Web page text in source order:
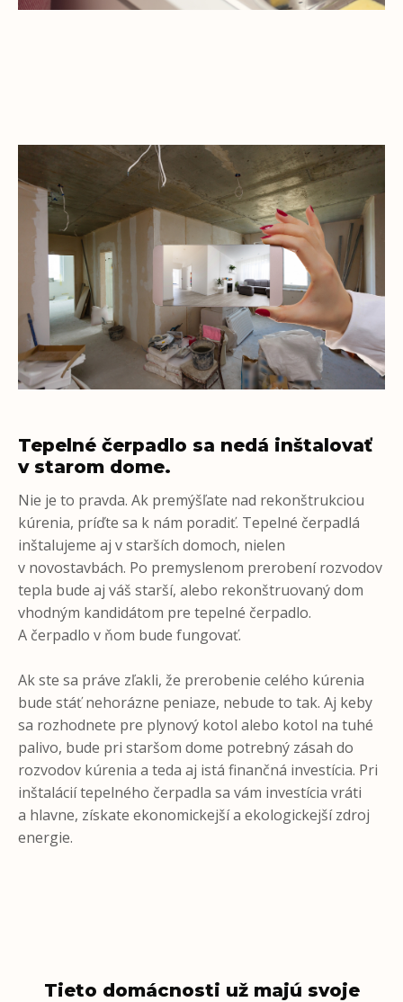
Tepelné čerpadlo sa nedá inštalovať
v starom dome.
Nie je to pravda. Ak premýšľate nad rekonštrukciou
kúrenia, príďte sa k nám poradiť. Tepelné čerpadlá
inštalujeme aj v starších domoch, nielen
v novostavbách. Po premyslenom prerobení rozvodov
tepla bude aj váš starší, alebo rekonštruovaný dom
vhodným kandidátom pre tepelné čerpadlo.
A čerpadlo v ňom bude fungovať.
Ak ste sa práve zľakli, že prerobenie celého kúrenia
bude stáť nehorázne peniaze, nebude to tak. Aj keby
sa rozhodnete pre plynový kotol alebo kotol na tuhé
palivo, bude pri staršom dome potrebný zásah do
rozvodov kúrenia a teda aj istá finančná investícia. Pri
inštalácií tepelného čerpadla sa vám investícia vráti
a hlavne, získate ekonomickejší a ekologickejší zdroj
energie.
Tieto domácnosti už majú svoje